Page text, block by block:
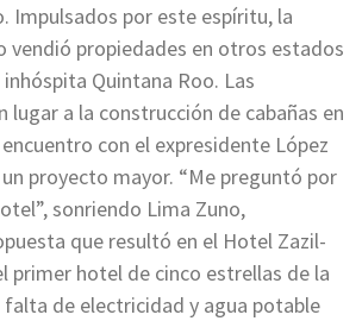
Impulsados ​​por este espíritu, la
vendió propiedades en otros estados
Quintana Roo. Las
lugar a la construcción de cabañas en
con el expresidente López
proyecto mayor. “Me preguntó por
sonriendo Lima Zuno,
que resultó en el Hotel Zazil-
primer hotel de cinco estrellas de la
falta de electricidad y agua potable